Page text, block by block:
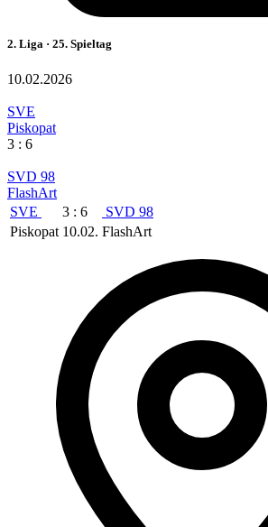
2. Liga · 25. Spieltag
10.02.2026
SVE
Piskopat
3 : 6
SVD 98
FlashArt
SVE
3 : 6
SVD 98
Piskopat 10.02. FlashArt